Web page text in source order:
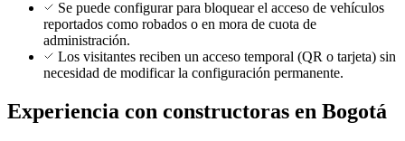
Se puede configurar para bloquear el acceso de vehículos
reportados como robados o en mora de cuota de
administración.
Los visitantes reciben un acceso temporal (QR o tarjeta) sin
necesidad de modificar la configuración permanente.
Experiencia con constructoras en Bogotá